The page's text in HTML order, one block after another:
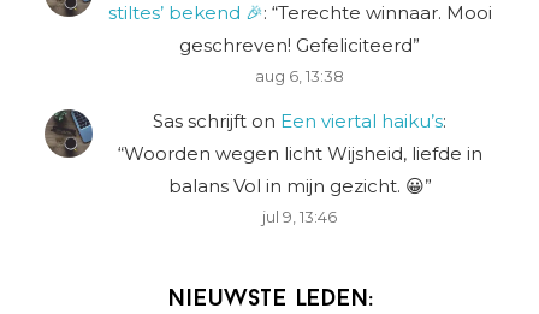
stiltes’ bekend 🎉: “Terechte winnaar. Mooi
geschreven! Gefeliciteerd”
aug 6, 13:38
Sas schrijft on Een viertal haiku’s:
“Woorden wegen licht Wijsheid, liefde in
balans Vol in mijn gezicht. 😀”
jul 9, 13:46
Nieuwste leden: